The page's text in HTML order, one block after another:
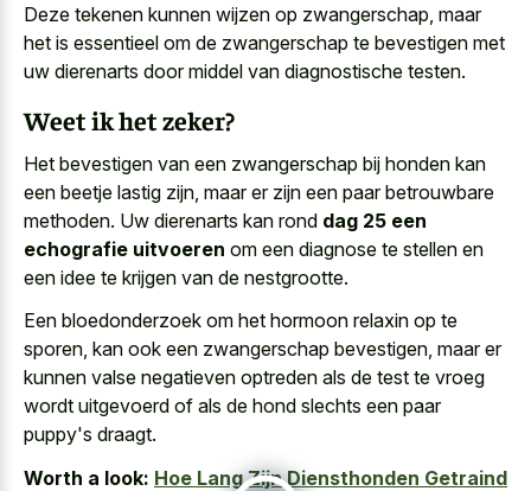
Deze tekenen kunnen wijzen op zwangerschap, maar
het is essentieel om de zwangerschap te bevestigen met
uw dierenarts door middel van diagnostische testen.
Weet ik het zeker?
Het bevestigen van een zwangerschap bij honden kan
een beetje lastig zijn, maar er zijn een paar betrouwbare
methoden. Uw dierenarts kan rond dag 25 een
echografie uitvoeren om een diagnose te stellen en
een idee te krijgen van de nestgrootte.
Een bloedonderzoek om het hormoon relaxin op te
sporen, kan ook een zwangerschap bevestigen, maar er
kunnen valse negatieven optreden als de test te vroeg
wordt uitgevoerd of als de hond slechts een paar
puppy's draagt.
Worth a look: Hoe Lang Zijn Diensthonden Getraind